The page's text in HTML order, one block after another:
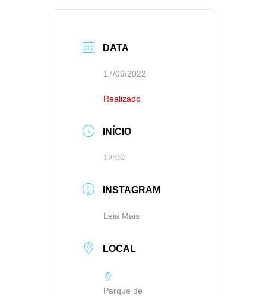
DATA
17/09/2022
Realizado
INÍCIO
12:00
INSTAGRAM
Leia Mais
LOCAL
Parque de